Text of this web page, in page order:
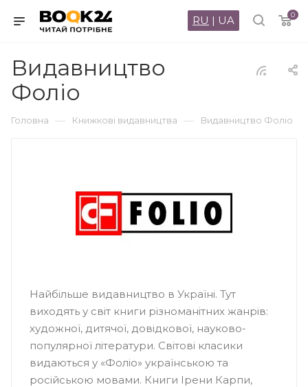
0
RU | UA
Видавництво
Фоліо
Головна — Книжкові видавництва — Видавництво Фоліо
Найбільше видавництво в Україні. Тут
виходять у світ книги різноманітних жанрів:
художної, дитячої, довідкової, науково-
популярної літератури. Світові класики
видаються у «Фоліо» українською та
російською мовами. Книги Ірени Карпи,